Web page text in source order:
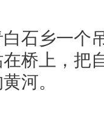
乡一个
桥上，把
河。